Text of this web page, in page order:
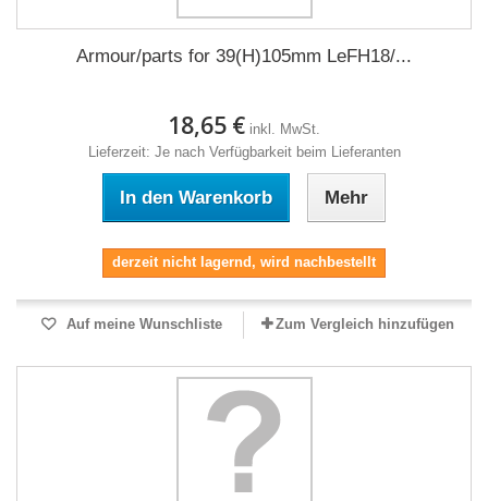
Armour/parts for 39(H)105mm LeFH18/...
18,65 € inkl. MwSt.
Lieferzeit: Je nach Verfügbarkeit beim Lieferanten
In den Warenkorb Mehr
derzeit nicht lagernd, wird nachbestellt
Auf meine Wunschliste Zum Vergleich hinzufügen